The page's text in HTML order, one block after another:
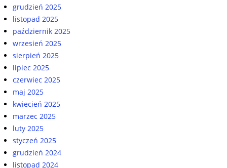
grudzień 2025
listopad 2025
październik 2025
wrzesień 2025
sierpień 2025
lipiec 2025
czerwiec 2025
maj 2025
kwiecień 2025
marzec 2025
luty 2025
styczeń 2025
grudzień 2024
listopad 2024